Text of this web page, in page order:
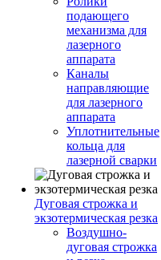
подающего
механизма для
лазерного
аппарата
Каналы
направляющие
для лазерного
аппарата
Уплотнительные
кольца для
лазерной сварки
Дуговая строжка и
экзотермическая резка
Воздушно-
дуговая строжка